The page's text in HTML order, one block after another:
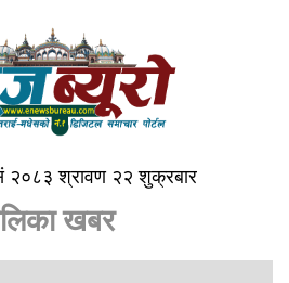
श्रावण २२ शुक्रबार
खबर